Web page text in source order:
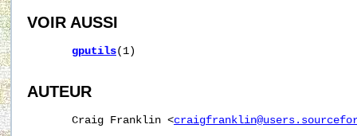
VOIR AUSSI
gputils(1)
AUTEUR
       Craig Franklin <